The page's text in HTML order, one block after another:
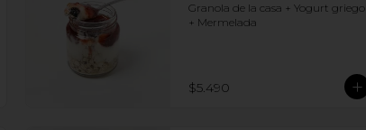
Granola de la casa + Yogurt griego
+ Mermelada
$5.490